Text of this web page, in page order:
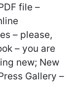
file –
– please,
– you are
new; New
Gallery –